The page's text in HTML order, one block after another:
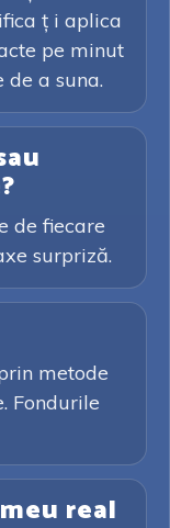
ț i aplica
pe minut
de a suna.
de fiecare
surpriză.
metode
Fondurile
real